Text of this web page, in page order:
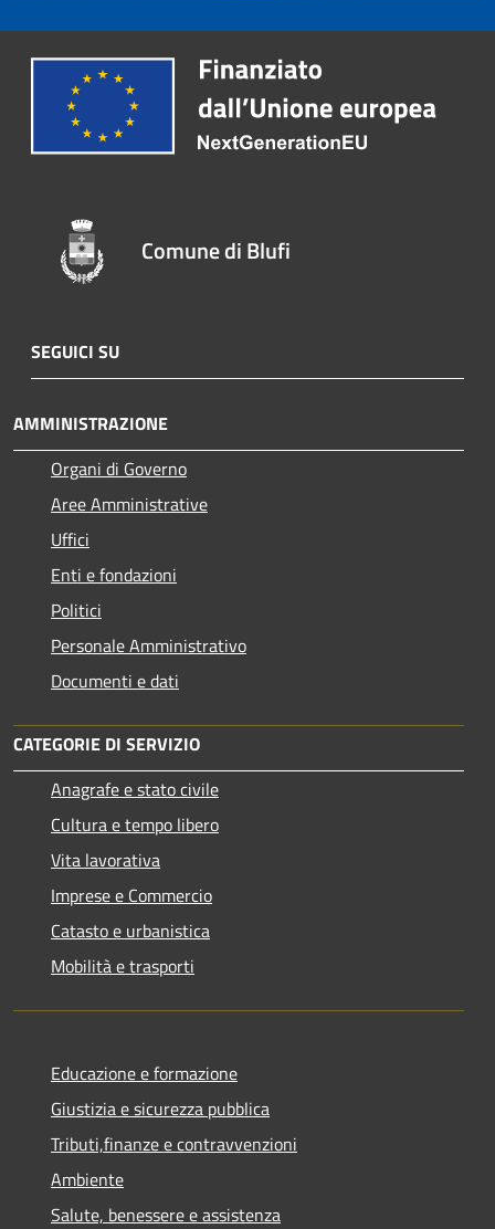
Comune di Blufi
SEGUICI SU
AMMINISTRAZIONE
Organi di Governo
Aree Amministrative
Uffici
Enti e fondazioni
Politici
Personale Amministrativo
Documenti e dati
CATEGORIE DI SERVIZIO
Anagrafe e stato civile
Cultura e tempo libero
Vita lavorativa
Imprese e Commercio
Catasto e urbanistica
Mobilità e trasporti
Educazione e formazione
Giustizia e sicurezza pubblica
Tributi,finanze e contravvenzioni
Ambiente
Salute, benessere e assistenza